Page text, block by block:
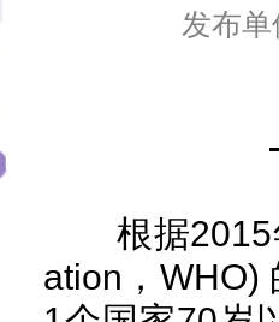
发布
根据2015
ation，WHO)